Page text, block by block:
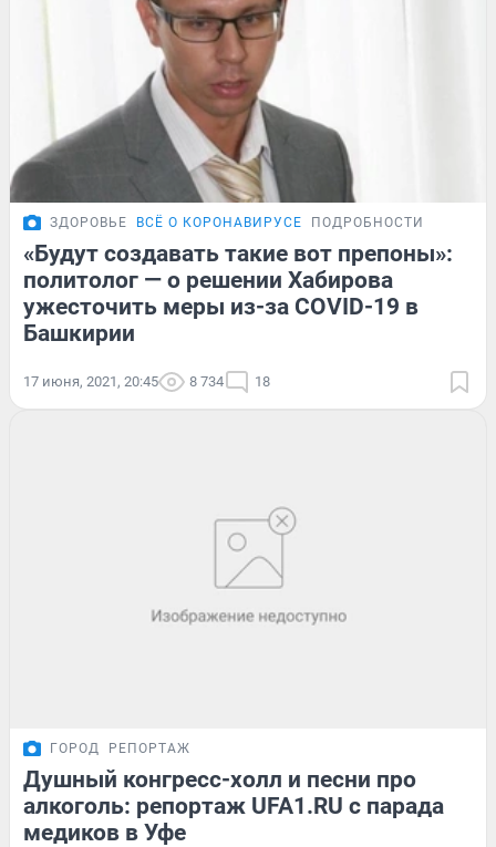
ЗДОРОВЬЕ ВСЁ О КОРОНАВИРУСЕ ПОДРОБНОСТИ
«Будут создавать такие вот препоны»:
политолог — о решении Хабирова
ужесточить меры из-за COVID-19 в
Башкирии
17 июня, 2021, 20:45 8 734 18
ГОРОД РЕПОРТАЖ
Душный конгресс-холл и песни про
алкоголь: репортаж UFA1.RU с парада
медиков в Уфе